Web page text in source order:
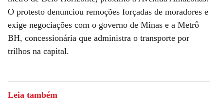
O protesto denunciou remoções forçadas de moradores e
exige negociações com o governo de Minas e a Metrô
BH, concessionária que administra o transporte por
trilhos na capital.
Leia também